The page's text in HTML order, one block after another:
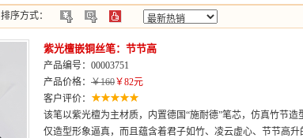
排序方式：
紫光檀嵌铜丝笔：节节高
产品编号：00003751
产品价格： ￥160￥82元
客户评价：
该笔以紫光檀为主材质，内置德国“施耐德”笔芯，仿真竹节
仅造型形象逼真，而且蕴含着君子如竹、凌云虚心、节节高升